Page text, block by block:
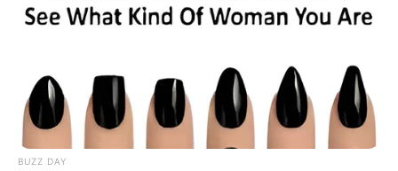
BUZZ DAY